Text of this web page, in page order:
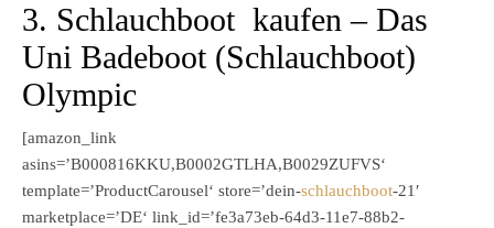
3. Schlauchboot kaufen – Das
Uni Badeboot (Schlauchboot)
Olympic
[amazon_link
asins=’B000816KKU,B0002GTLHA,B0029ZUFVS‘
template=’ProductCarousel‘ store=’dein-schlauchboot-21′
marketplace=’DE‘ link_id=’fe3a73eb-64d3-11e7-88b2-